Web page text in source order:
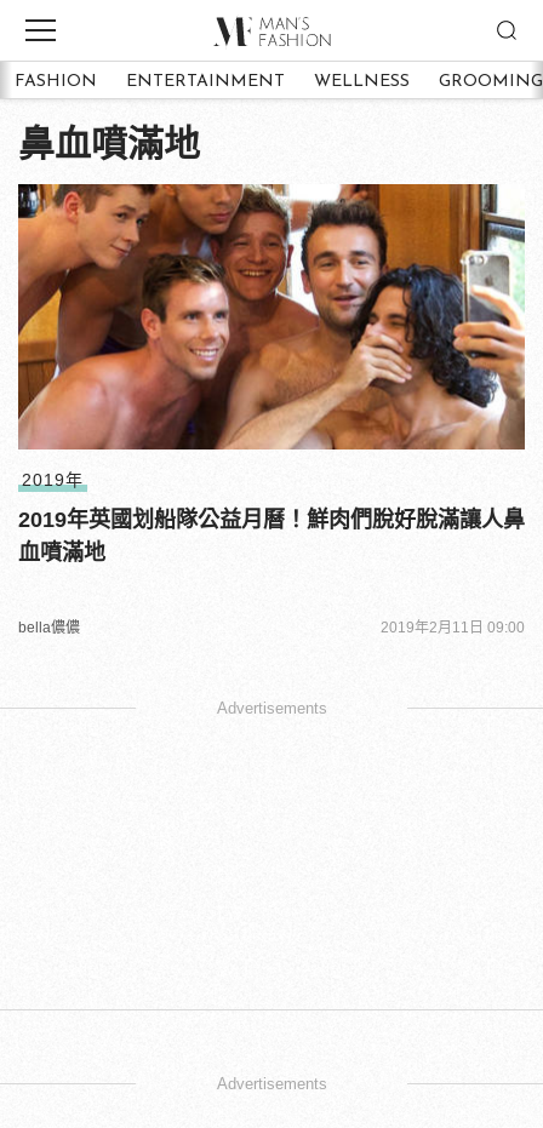
FASHION ENTERTAINMENT WELLNESS GROOMING
鼻血噴滿地
2019年
2019年英國划船隊公益月曆！鮮肉們脫好脫滿讓人鼻
血噴滿地
bella儂儂 2019年2月11日 09:00
Advertisements
Advertisements